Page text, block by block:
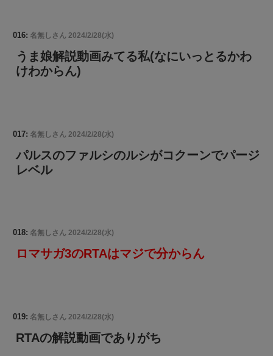
016: 名無しさん 2024/2/28(水)
うま娘解説動画みてる私(なにいっとるかわ
けわからん)
017: 名無しさん 2024/2/28(水)
パルスのファルシのルシがコクーンでパージ
レベル
018: 名無しさん 2024/2/28(水)
ロマサガ3のRTAはマジで分からん
019: 名無しさん 2024/2/28(水)
RTAの解説動画でありがち